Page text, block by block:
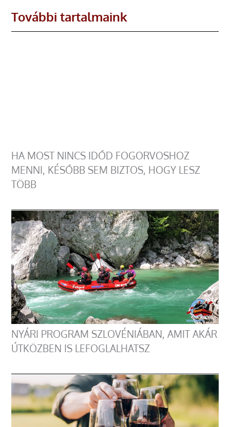
További tartalmaink
HA MOST NINCS IDŐD FOGORVOSHOZ
MENNI, KÉSŐBB SEM BIZTOS, HOGY LESZ
TÖBB
NYÁRI PROGRAM SZLOVÉNIÁBAN, AMIT AKÁR
ÚTKÖZBEN IS LEFOGLALHATSZ